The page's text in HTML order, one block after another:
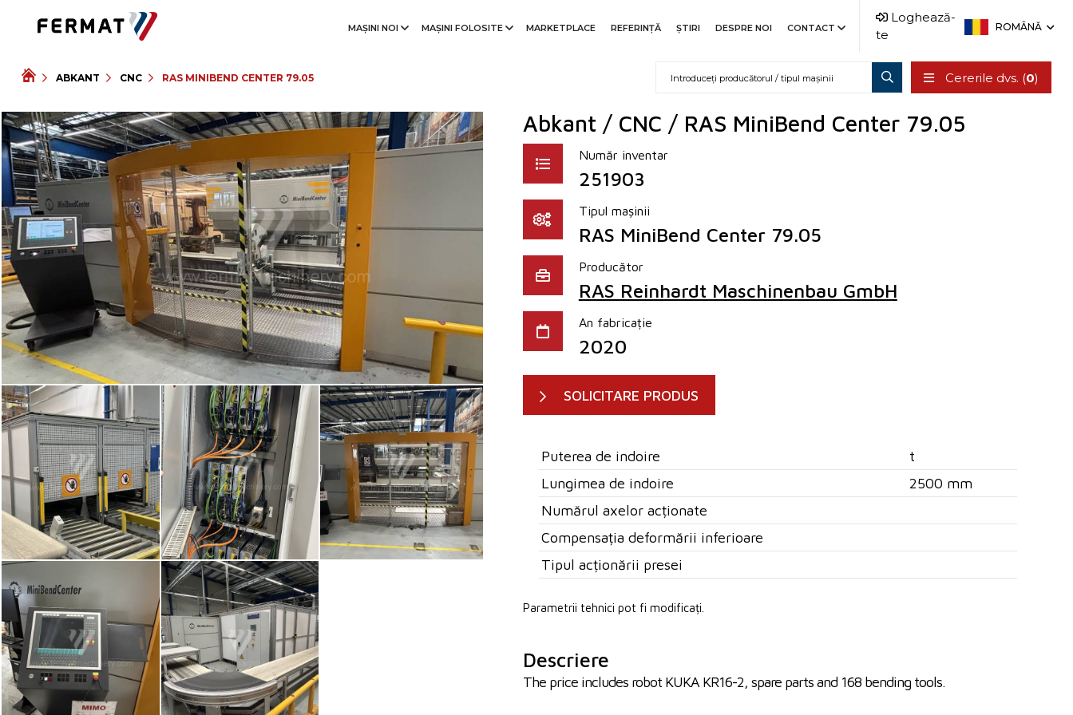
MAȘINI NOI MAȘINI FOLOSITE MARKETPLACE REFERINŢĂ ȘTIRI DESPRE NOI CONTACT
Loghează-
te
ROMÂNĂ
ABKANT CNC RAS MINIBEND CENTER 79.05 Cererile dvs. (0)
Abkant / CNC / RAS MiniBend Center 79.05
Număr inventar
251903
Tipul mașinii
RAS MiniBend Center 79.05
Producător
RAS Reinhardt Maschinenbau GmbH
An fabricație
2020
SOLICITARE PRODUS
Puterea de indoire
t
Lungimea de indoire
2500 mm
Numărul axelor acționate
Compensația deformării inferioare
Tipul acționării presei
Parametrii tehnici pot fi modificați.
Descriere
The price includes robot KUKA KR16-2, spare parts and 168 bending tools.